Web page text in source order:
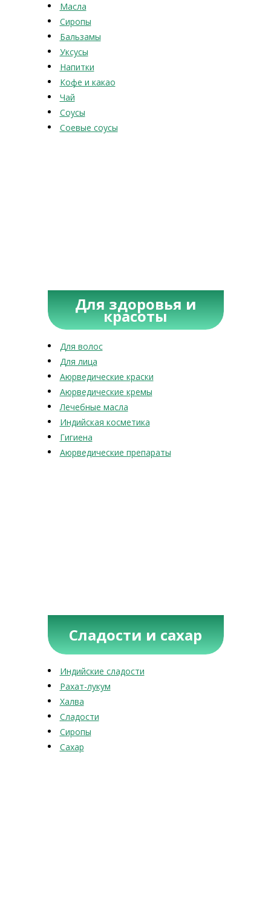
Масла
Сиропы
Бальзамы
Уксусы
Напитки
Кофе и какао
Чай
Соусы
Соевые соусы
Для здоровья и
красоты
Для волос
Для лица
Аюрведические краски
Аюрведические кремы
Лечебные масла
Индийская косметика
Гигиена
Аюрведические препараты
Сладости и сахар
Индийские сладости
Рахат-лукум
Халва
Сладости
Сиропы
Сахар